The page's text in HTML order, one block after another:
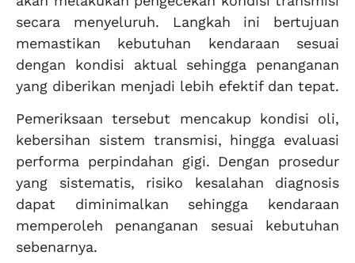
secara menyeluruh. Langkah ini bertujuan
memastikan kebutuhan kendaraan sesuai
dengan kondisi aktual sehingga penanganan
yang diberikan menjadi lebih efektif dan tepat.
Pemeriksaan tersebut mencakup kondisi oli,
kebersihan sistem transmisi, hingga evaluasi
performa perpindahan gigi. Dengan prosedur
yang sistematis, risiko kesalahan diagnosis
dapat diminimalkan sehingga kendaraan
memperoleh penanganan sesuai kebutuhan
sebenarnya.